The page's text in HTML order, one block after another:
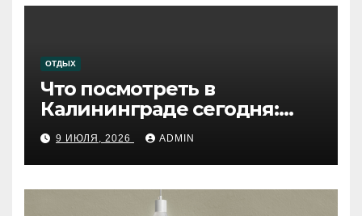
ОТДЫХ
Что посмотреть в
Калининграде сегодня:
путеводитель по самому
западному городу России
9 ИЮЛЯ, 2026 ADMIN